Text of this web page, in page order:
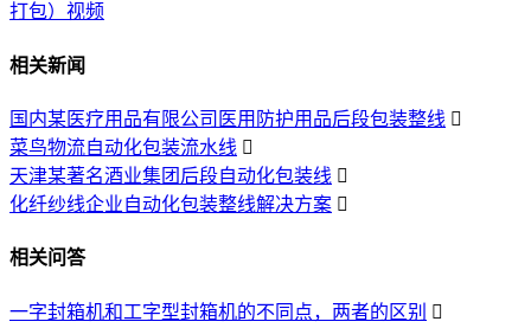
打包）视频
相关新闻
国内某医疗用品有限公司医用防护用品后段包装整线 
菜鸟物流自动化包装流水线 
天津某著名酒业集团后段自动化包装线 
化纤纱线企业自动化包装整线解决方案 
相关问答
一字封箱机和工字型封箱机的不同点，两者的区别 